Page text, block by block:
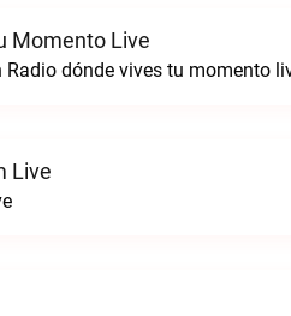
Momento Live
dónde vives tu momento
Live